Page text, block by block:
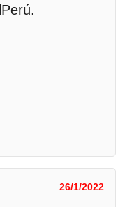
26/1/2022